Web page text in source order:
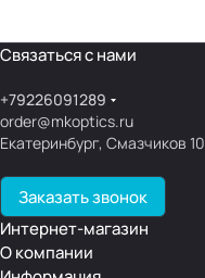
Связаться с нами
+79226091289
order@mkoptics.ru
Екатеринбург, Смазчиков 10
Заказать звонок
Интернет-магазин
О компании